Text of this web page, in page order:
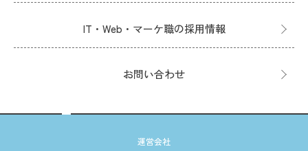
IT・Web・マーケ職の採用情報
お問い合わせ
運営会社